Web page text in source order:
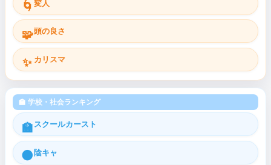
🌀 変人
🧩頭の良さ
✨ カリスマ
🏫 学校・社会ランキング
🏫 スクールカースト
🌑陰キャ